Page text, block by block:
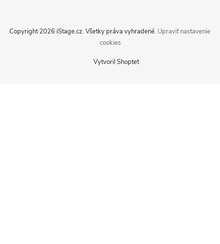
Vytvoril Shoptet
Copyright 2026 iStage.cz. Všetky práva vyhradené. Upraviť nastavenie
cookies